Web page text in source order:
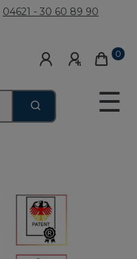
04621 - 30 60 89 90
0
☰